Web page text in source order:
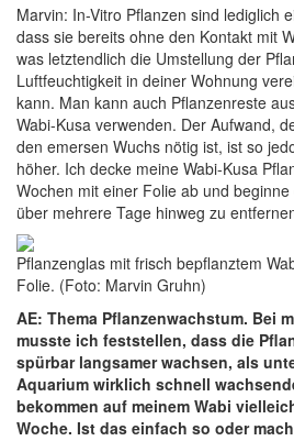
Marvin: In-Vitro Pflanzen sind lediglich
dass sie bereits ohne den Kontakt mit
was letztendlich die Umstellung der
Luftfeuchtigkeit in deiner Wohnung
kann. Man kann auch Pflanzenreste
Wabi-Kusa verwenden. Der Aufwand,
den emersen Wuchs nötig ist, ist so
höher. Ich decke meine Wabi-Kusa
Wochen mit einer Folie ab und
über mehrere Tage hinweg zu
Pflanzenglas mit frisch bepflanztem
Folie. (Foto: Marvin Gruhn)
AE: Thema Pflanzenwachstum. Bei
musste ich feststellen, dass die
spürbar langsamer wachsen, als
Aquarium wirklich schnell
bekommen auf meinem Wabi
Woche. Ist das einfach so oder